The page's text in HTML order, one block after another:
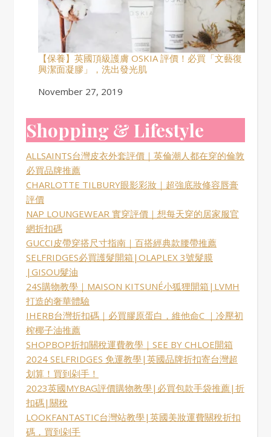
【保養】英國頂級護膚 OSKIA 評價！必買「文藝復
興潔面凝膠」，洗出發光肌
Date
November 27, 2019
Shopping & Lifestyle
ALLSAINTS台灣皮衣外套評價｜英倫潮人都在穿的倫敦
必買品牌推薦
CHARLOTTE TILBURY眼影彩妝｜超強底妝修容唇膏
評價
NAP LOUNGEWEAR 實穿評價｜想每天穿的居家服官
網折扣碼
GUCCI皮帶穿搭尺寸指南｜百搭經典款腰帶推薦
SELFRIDGES必買護髮開箱|OLAPLEX 3號髮膜
|GISOU髮油
24S購物教學｜MAISON KITSUNÉ小狐狸開箱|LVMH
打造的奢華體驗
IHERB台灣折扣碼｜必買膠原蛋白，維他命C ｜冷壓初
榨椰子油推薦
SHOPBOP折扣關稅運費教學｜SEE BY CHLOE開箱
2024 SELFRIDGES 免運教學|英國品牌折扣寄台灣超
划算！買到剁手！
2023英國MYBAG評價購物教學|必買包款手袋推薦|折
扣碼|關稅
LOOKFANTASTIC台灣站教學|英國美妝運費關稅折扣
碼，買到剁手